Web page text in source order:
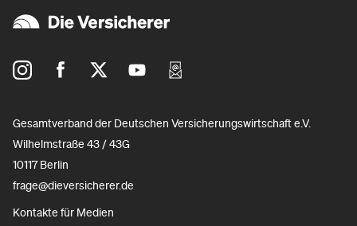
Gesamtverband der Deutschen Versicherungswirtschaft e.V.
Wilhelmstraße 43 / 43G
10117 Berlin
frage@dieversicherer.de
Kontakte für Medien